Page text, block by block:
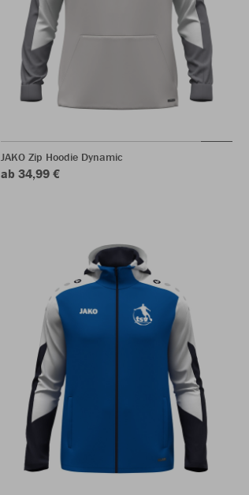
JAKO Zip Hoodie Dynamic
ab 34,99 €